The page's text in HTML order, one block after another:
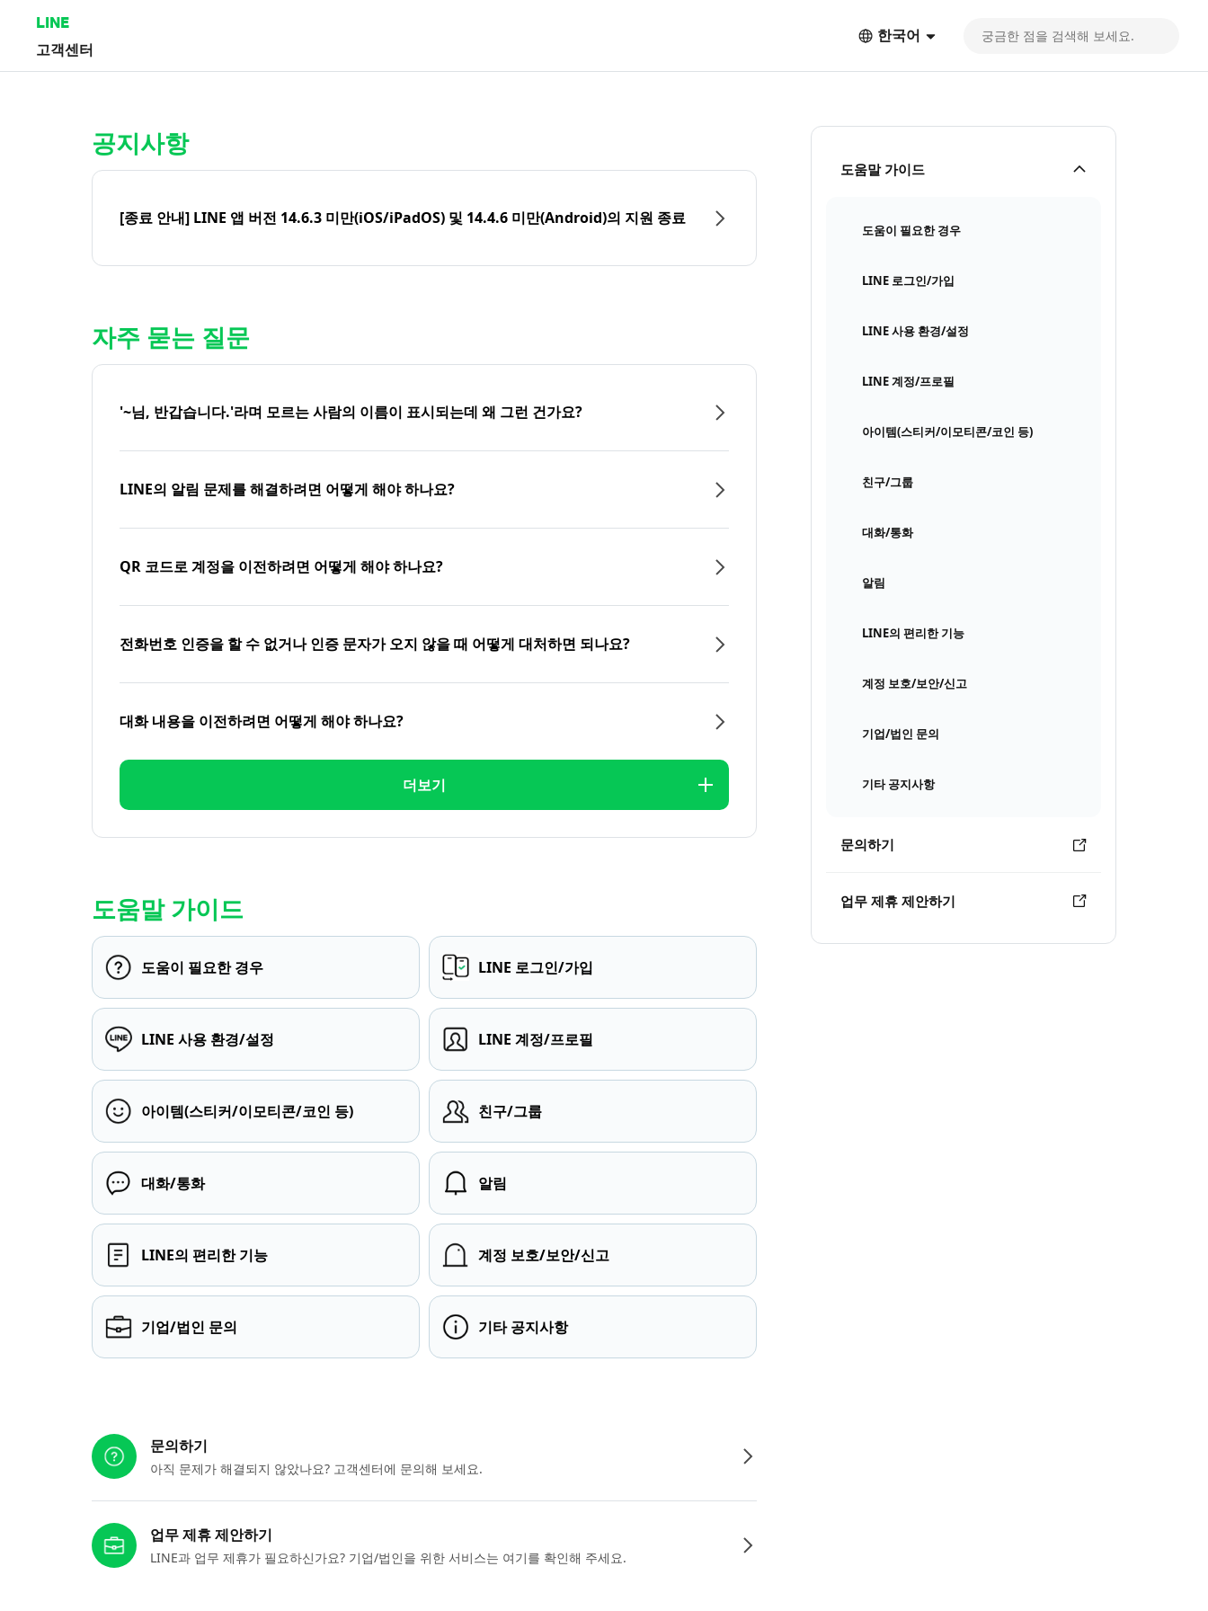
LINE
고객센터
한국어
도움말 가이드
도움이 필요한 경우
LINE 로그인/가입
LINE 사용 환경/설정
LINE 계정/프로필
아이템(스티커/이모티콘/코인 등)
친구/그룹
대화/통화
알림
LINE의 편리한 기능
계정 보호/보안/신고
기업/법인 문의
기타 공지사항
문의하기
업무 제휴 제안하기
공지사항
[종료 안내] LINE 앱 버전 14.6.3 미만(iOS/iPadOS) 및 14.4.6 미만(Android)의 지원 종료
자주 묻는 질문
'~님, 반갑습니다.'라며 모르는 사람의 이름이 표시되는데 왜 그런 건가요?
LINE의 알림 문제를 해결하려면 어떻게 해야 하나요?
QR 코드로 계정을 이전하려면 어떻게 해야 하나요?
전화번호 인증을 할 수 없거나 인증 문자가 오지 않을 때 어떻게 대처하면 되나요?
대화 내용을 이전하려면 어떻게 해야 하나요?
더보기
도움말 가이드
도움이 필요한 경우 LINE 로그인/가입
LINE 사용 환경/설정 LINE 계정/프로필
아이템(스티커/이모티콘/코인 등) 친구/그룹
대화/통화 알림
LINE의 편리한 기능 계정 보호/보안/신고
기업/법인 문의 기타 공지사항
문의하기
아직 문제가 해결되지 않았나요? 고객센터에 문의해 보세요.
업무 제휴 제안하기
LINE과 업무 제휴가 필요하신가요? 기업/법인을 위한 서비스는 여기를 확인해 주세요.